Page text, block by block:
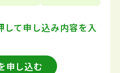
して申し込み内容を入
申し込む